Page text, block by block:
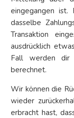
eingegangen ist.
dasselbe
Transaktion
ausdrücklich
Fall werden dir
berechnet.
Wir können die
wieder
erbracht hast,